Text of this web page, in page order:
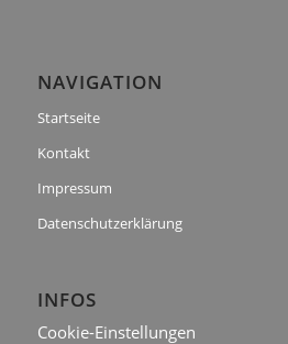
NAVIGATION
Startseite
Kontakt
Impressum
Datenschutzerklärung
INFOS
Cookie-Einstellungen